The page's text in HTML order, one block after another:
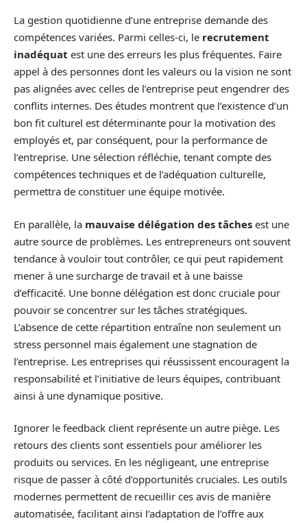
La gestion quotidienne d’une entreprise demande des
compétences variées. Parmi celles-ci, le recrutement
inadéquat est une des erreurs les plus fréquentes. Faire
appel à des personnes dont les valeurs ou la vision ne sont
pas alignées avec celles de l’entreprise peut engendrer des
conflits internes. Des études montrent que l’existence d’un
bon fit culturel est déterminante pour la motivation des
employés et, par conséquent, pour la performance de
l’entreprise. Une sélection réfléchie, tenant compte des
compétences techniques et de l’adéquation culturelle,
permettra de constituer une équipe motivée.
En parallèle, la mauvaise délégation des tâches est une
autre source de problèmes. Les entrepreneurs ont souvent
tendance à vouloir tout contrôler, ce qui peut rapidement
mener à une surcharge de travail et à une baisse
d’efficacité. Une bonne délégation est donc cruciale pour
pouvoir se concentrer sur les tâches stratégiques.
L’absence de cette répartition entraîne non seulement un
stress personnel mais également une stagnation de
l’entreprise. Les entreprises qui réussissent encouragent la
responsabilité et l’initiative de leurs équipes, contribuant
ainsi à une dynamique positive.
Ignorer le feedback client représente un autre piège. Les
retours des clients sont essentiels pour améliorer les
produits ou services. En les négligeant, une entreprise
risque de passer à côté d’opportunités cruciales. Les outils
modernes permettent de recueillir ces avis de manière
automatisée, facilitant ainsi l’adaptation de l’offre aux